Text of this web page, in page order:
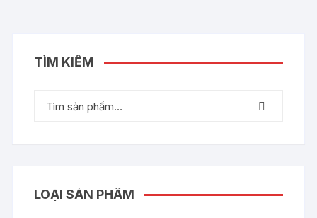
TÌM KIẾM
LOẠI SẢN PHẨM